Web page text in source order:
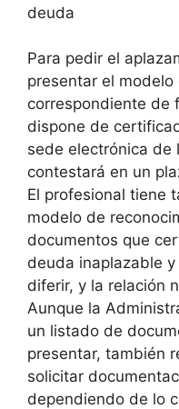
deuda
Para pedir el
presentar el modelo
correspondiente de
dispone de
sede electrónica de
contestará en un
El profesional tiene
modelo de
documentos que
deuda inaplazable
diferir, y la relación
Aunque la
un listado de
presentar, también
solicitar
dependiendo de lo